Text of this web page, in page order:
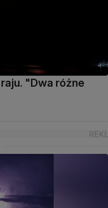
"Dwa różne